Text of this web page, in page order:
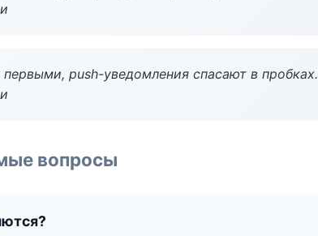
push-уведомления спасают в пробках.
вопросы